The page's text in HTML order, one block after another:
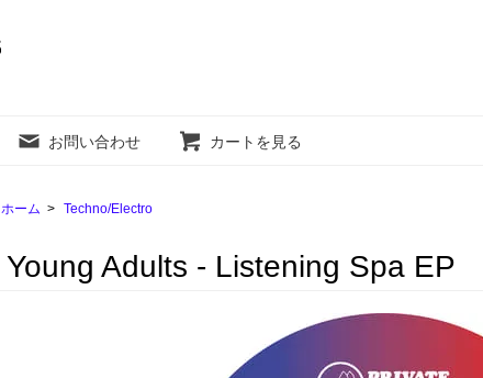
お問い合わせ カートを見る
ホーム > Techno/Electro
Young Adults - Listening Spa EP